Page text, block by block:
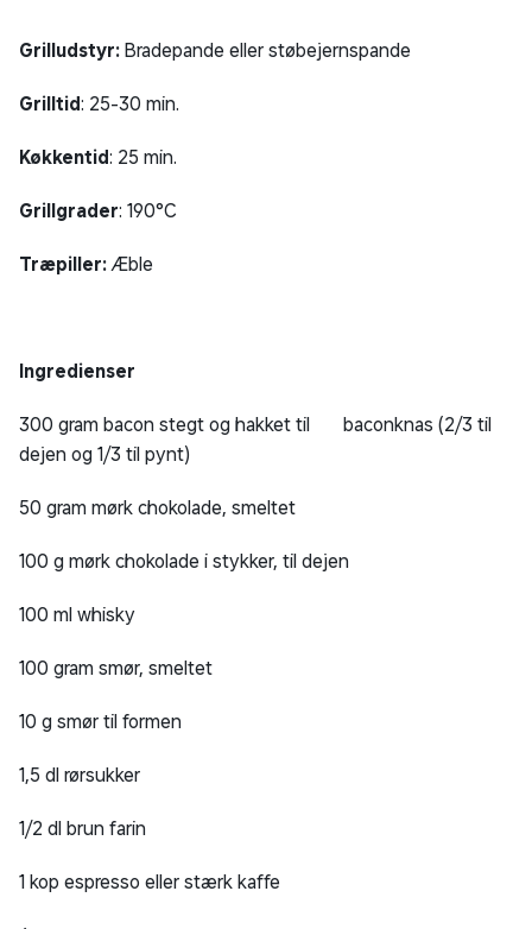
Grilludstyr: Bradepande eller støbejernspande
Grilltid: 25-30 min.
Køkkentid: 25 min.
Grillgrader: 190°C
Træpiller: Æble
Ingredienser
300 gram bacon stegt og hakket til baconknas (2/3 til
dejen og 1/3 til pynt)
50 gram mørk chokolade, smeltet
100 g mørk chokolade i stykker, til dejen
100 ml whisky
100 gram smør, smeltet
10 g smør til formen
1,5 dl rørsukker
1/2 dl brun farin
1 kop espresso eller stærk kaffe